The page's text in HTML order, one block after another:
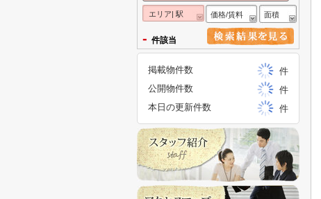
エリア| 駅 価格/賃料 面積
- 件該当
掲載物件数
件
公開物件数
件
本日の更新件数
件